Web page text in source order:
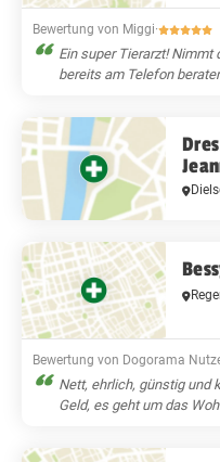
Bewertung von Miggi·
Ein super Tierarzt! Nimmt
bereits am Telefon
Bewertung von Dogorama
Nett, ehrlich, günstig und
Geld, es geht um das